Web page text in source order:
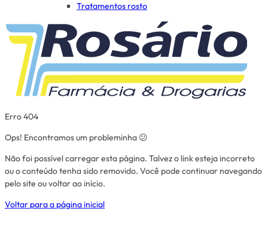
Tratamentos rosto
Erro 404
Ops! Encontramos um probleminha 😕
Não foi possível carregar esta página. Talvez o link esteja incorreto
ou o conteúdo tenha sido removido. Você pode continuar navegando
pelo site ou voltar ao início.
Voltar para a página inicial